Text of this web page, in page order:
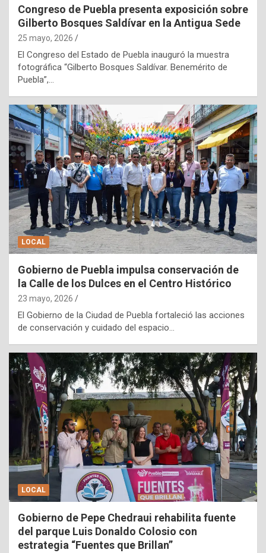
Congreso de Puebla presenta exposición sobre
Gilberto Bosques Saldívar en la Antigua Sede
25 mayo, 2026
El Congreso del Estado de Puebla inauguró la muestra
fotográfica “Gilberto Bosques Saldívar. Benemérito de
Puebla”,…
LOCAL
Gobierno de Puebla impulsa conservación de
la Calle de los Dulces en el Centro Histórico
23 mayo, 2026
El Gobierno de la Ciudad de Puebla fortaleció las acciones
de conservación y cuidado del espacio…
LOCAL
Gobierno de Pepe Chedraui rehabilita fuente
del parque Luis Donaldo Colosio con
estrategia “Fuentes que Brillan”